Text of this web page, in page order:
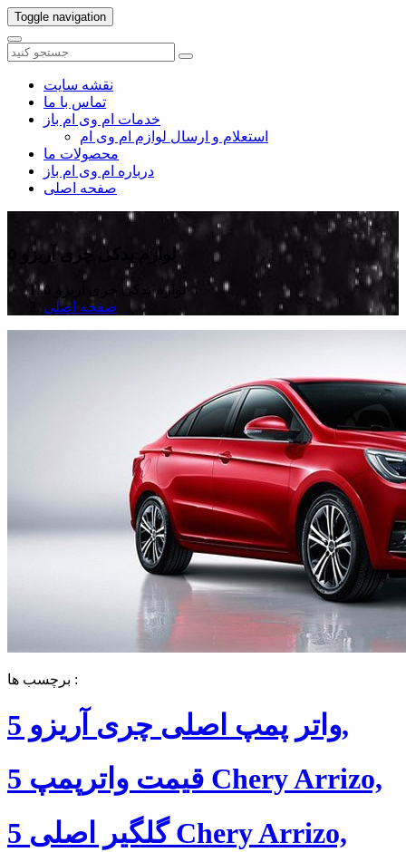
Toggle navigation
نقشه سایت
تماس با ما
خدمات ام وی ام باز
استعلام و ارسال لوازم ام وی ام
محصولات ما
درباره ام وی ام باز
صفحه اصلی
لوازم یدکی چری آریزو ۵
لوازم یدکی چری آریزو ۵
صفحه اصلی
برچسب ها :
واتر پمپ اصلی چری آریزو 5,
قیمت واترپمپ 5 Chery Arrizo,
گلگیر اصلی 5 Chery Arrizo,